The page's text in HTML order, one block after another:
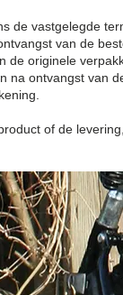
de vastgelegde
van de
de originele
na ontvangst van
of de